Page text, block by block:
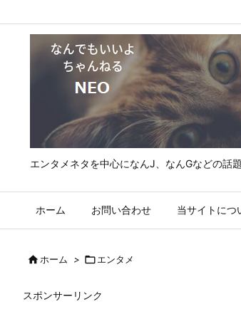
エンタメネタを中心になんJ、なんGなどの話
ホーム お問い合わせ 当サイトにつ
ホーム > エンタメ
スポンサーリンク